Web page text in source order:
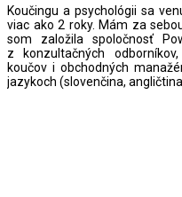
Koučingu a psychológii sa
viac ako 2 roky. Mám za
som založila spoločnosť
z konzultačných
koučov i obchodných
jazykoch (slovenčina,